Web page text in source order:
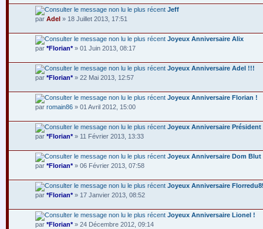
Jeff
par Adel » 18 Juillet 2013, 17:51
Joyeux Anniversaire Alix
par *Florian*» 01 Juin 2013, 08:17
Joyeux Anniversaire Adel !!!
par *Florian*» 22 Mai 2013, 12:57
Joyeux Anniversaire Florian !
par romain86 » 01 Avril 2012, 15:00
Joyeux Anniversaire
par *Florian*» 11 Février 2013, 13:33
Joyeux Anniversaire Dom Blut
par *Florian*» 06 Février 2013, 07:58
Joyeux Anniversaire
par *Florian*» 17 Janvier 2013, 08:52
Joyeux Anniversaire Lionel !
par *Florian*» 24 Décembre 2012, 09:14